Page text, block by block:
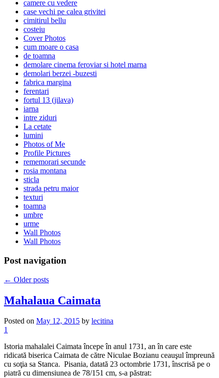
camere cu vedere
case vechi pe calea grivitei
cimitirul bellu
costeiu
Cover Photos
cum moare o casa
de toamna
demolare cinema feroviar si hotel marna
demolari berzei -buzesti
fabrica margina
ferentari
fortul 13 (jilava)
iarna
intre ziduri
La cetate
lumini
Photos of Me
Profile Pictures
rememorari secunde
rosia montana
sticla
strada petru maior
texturi
toamna
umbre
urme
Wall Photos
Wall Photos
Post navigation
← Older posts
Mahalaua Caimata
Posted on May 12, 2015 by lecitina
1
Istoria mahalalei Caimata începe în anul 1731, an în care este
ridicată biserica Caimata de către Niculae Bozianu ceauşul împreună
cu soţia sa Stanca. Pisania, datată 23 octombrie 1731, înscrisă pe o
piatră cu dimensiunea de 78/151 cm, s-a păstrat: